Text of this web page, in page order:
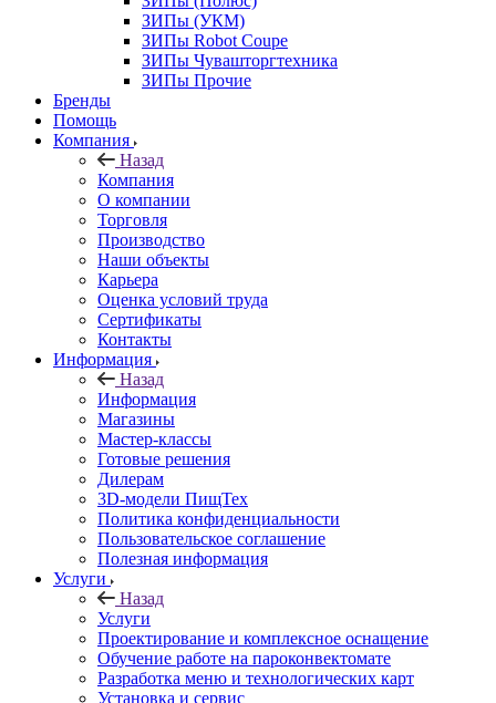
ЗИПы (УКМ)
ЗИПы Robot Coupe
ЗИПы Чувашторгтехника
ЗИПы Прочие
Бренды
Помощь
Компания
Назад
Компания
О компании
Торговля
Производство
Наши объекты
Карьера
Оценка условий труда
Сертификаты
Контакты
Информация
Назад
Информация
Магазины
Мастер-классы
Готовые решения
Дилерам
3D-модели ПищТех
Политика конфиденциальности
Пользовательское соглашение
Полезная информация
Услуги
Назад
Услуги
Проектирование и комплексное оснащение
Обучение работе на пароконвектомате
Разработка меню и технологических карт
Установка и сервис